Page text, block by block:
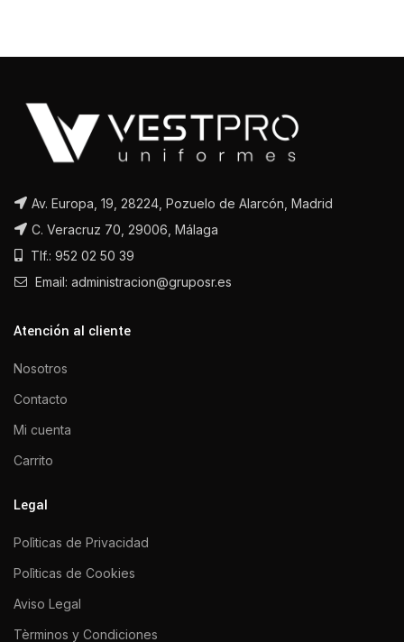
Av. Europa, 19, 28224, Pozuelo de Alarcón, Madrid
C. Veracruz 70, 29006, Málaga
Tlf.: 952 02 50 39
Email: administracion@gruposr.es
Atención al cliente
Nosotros
Contacto
Mi cuenta
Carrito
Legal
Polìticas de Privacidad
Polìticas de Cookies
Aviso Legal
Tèrminos y Condiciones